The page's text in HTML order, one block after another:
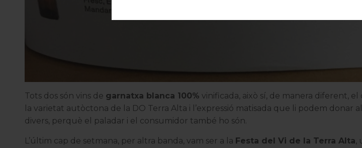
Tots dos són vins de garnatxa blanca 100% vinificada, això sí, de manera diferent,
la varietat autòctona de la DO Terra Alta i l’expressió matisada que li podem donar
divers, perquè el paladar i el consumidor també ho són.
L’últim cap de setmana, per altra banda, vam ser a la Festa del Vi de la Terra Alta,